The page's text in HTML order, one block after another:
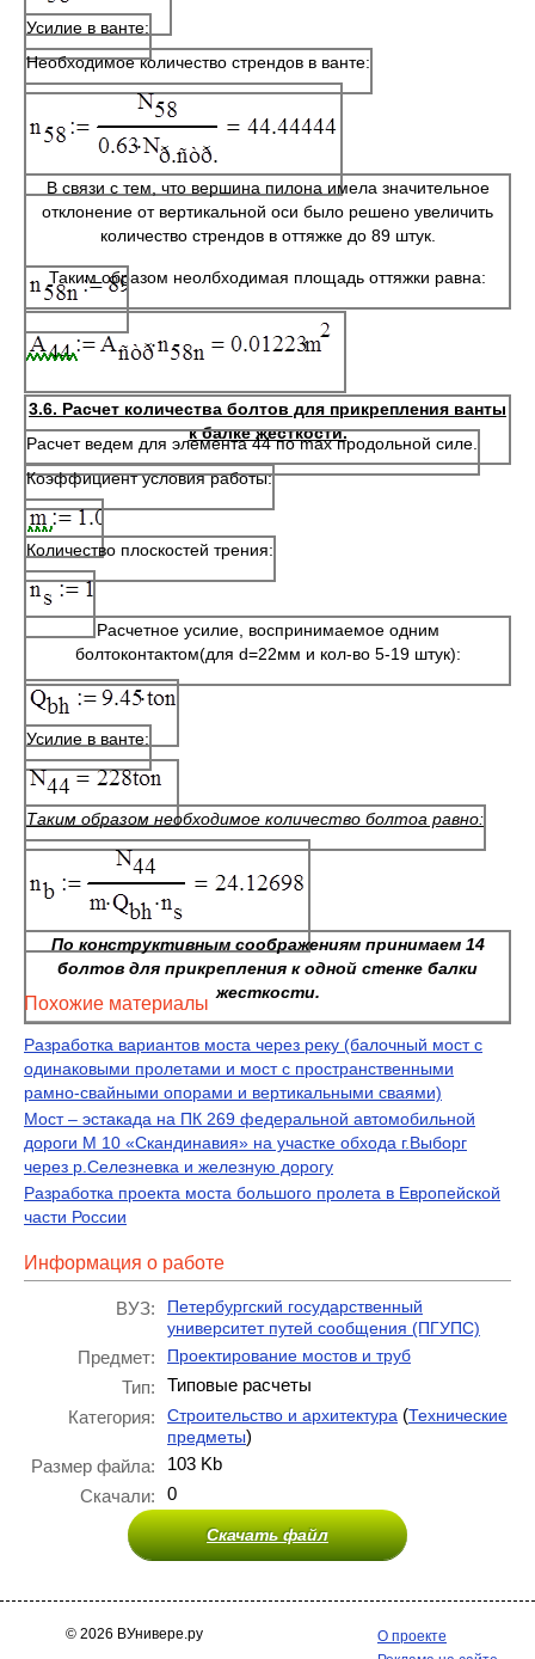
Усилие в ванте:
Необходимое количество стрендов в ванте:
В связи с тем, что вершина пилона имела значительное
отклонение от вертикальной оси было решено увеличить
количество стрендов в оттяжке до 89 штук.
Таким образом неолбходимая площадь оттяжки равна:
3.6. Расчет количества болтов для прикрепления ванты
к балке жесткости.
Расчет ведем для элемента 44 по max продольной силе.
Коэффициент условия работы:
Количество плоскостей трения:
Расчетное усилие, воспринимаемое одним
болтоконтактом(для d=22мм и кол-во 5-19 штук):
Усилие в ванте:
Таким образом необходимое количество болтоа равно:
По конструктивным соображениям принимаем 14
болтов для прикрепления к одной стенке балки
жесткости.
Похожие материалы
Разработка вариантов моста через реку (балочный мост с
одинаковыми пролетами и мост с пространственными
рамно-свайными опорами и вертикальными сваями)
Мост – эстакада на ПК 269 федеральной автомобильной
дороги М 10 «Скандинавия» на участке обхода г.Выборг
через р.Селезневка и железную дорогу
Разработка проекта моста большого пролета в Европейской
части России
Информация о работе
ВУЗ:
Петербургский государственный
университет путей сообщения (ПГУПС)
Предмет: Проектирование мостов и труб
Тип:
Типовые расчеты
Категория:
Строительство и архитектура (Технические
предметы)
Размер файла:
103 Kb
Скачали:
0
Скачать файл
© 2026 ВУнивере.ру
О проекте